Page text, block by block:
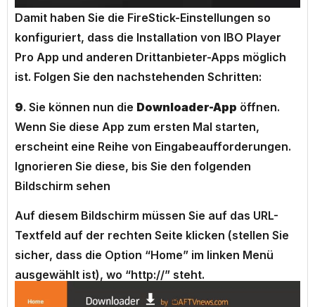
Damit haben Sie die FireStick-Einstellungen so
konfiguriert, dass die Installation von IBO Player
Pro App und anderen Drittanbieter-Apps möglich
ist. Folgen Sie den nachstehenden Schritten:
9. Sie können nun die Downloader-App öffnen.
Wenn Sie diese App zum ersten Mal starten,
erscheint eine Reihe von Eingabeaufforderungen.
Ignorieren Sie diese, bis Sie den folgenden
Bildschirm sehen
Auf diesem Bildschirm müssen Sie auf das URL-
Textfeld auf der rechten Seite klicken (stellen Sie
sicher, dass die Option “Home” im linken Menü
ausgewählt ist), wo “http://” steht.